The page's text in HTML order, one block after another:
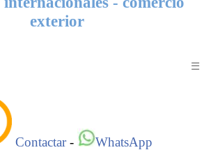
exterior
☰
Contactar- WhatsApp